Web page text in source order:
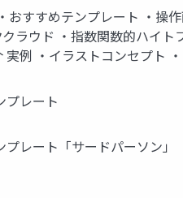
おすすめテンプレート ・操
クラウド ・指数関数的ハイ
実例 ・イラストコンセプト
プレート
レート「サードパーソン